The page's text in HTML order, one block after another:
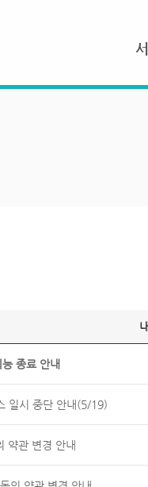
종료 안내
일시 중단 안내(5/19)
약관 변경 안내